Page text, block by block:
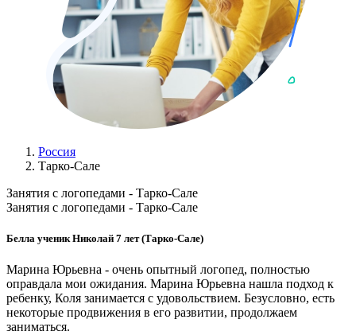
Россия
Тарко-Сале
Занятия с логопедами - Тарко-Сале
Занятия с логопедами - Тарко-Сале
Белла ученик Николай 7 лет (Тарко-Сале)
Марина Юрьевна - очень опытный логопед, полностью
оправдала мои ожидания. Марина Юрьевна нашла подход к
ребенку, Коля занимается с удовольствием. Безусловно, есть
некоторые продвижения в его развитии, продолжаем
заниматься.